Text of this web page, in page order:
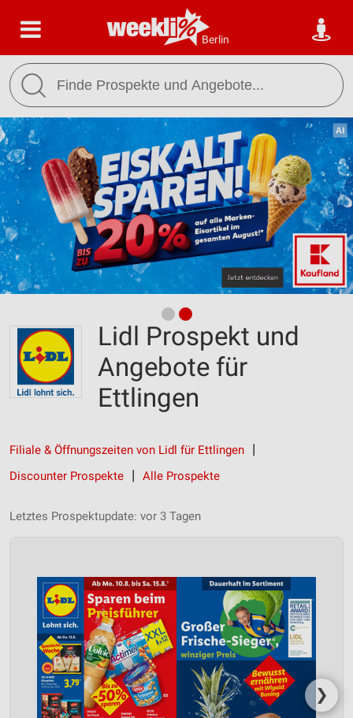
Berlin
Lidl Prospekt und
Angebote für
Ettlingen
Filiale & Öffnungszeiten von Lidl für Ettlingen
Discounter Prospekte
Alle Prospekte
Letztes Prospektupdate: vor 3 Tagen
❯